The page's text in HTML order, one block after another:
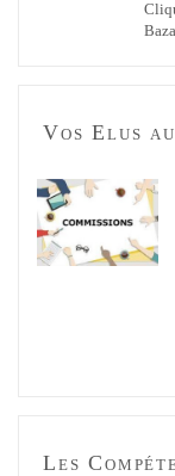
Vos Elus
Les